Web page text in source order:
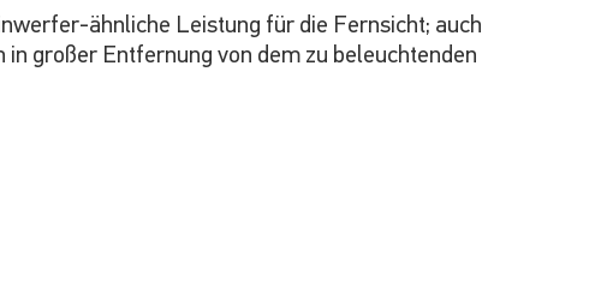
ähnliche Leistung für die Fernsicht; auch
großer Entfernung von dem zu beleuchtenden